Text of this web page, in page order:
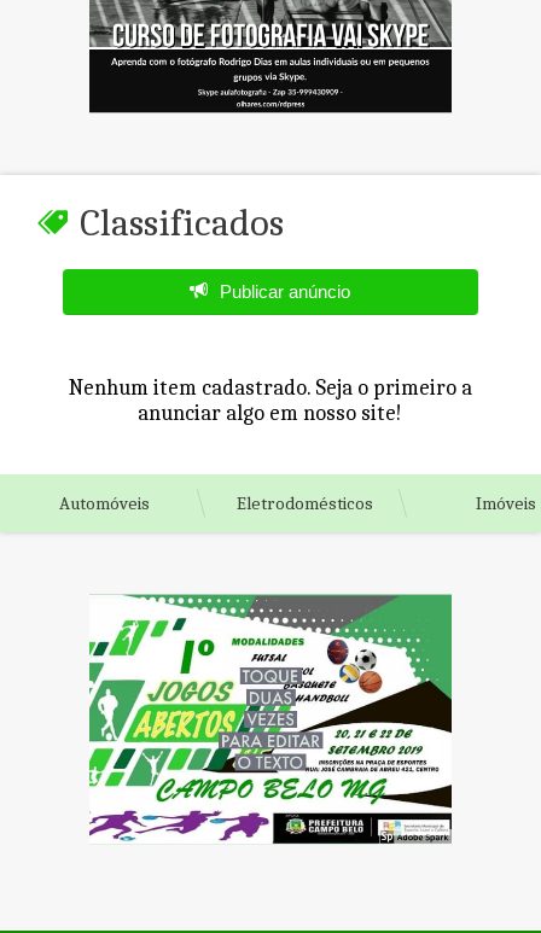
Classificados
Publicar anúncio
Nenhum item cadastrado. Seja o primeiro a
anunciar algo em nosso site!
Automóveis Eletrodomésticos Imóveis